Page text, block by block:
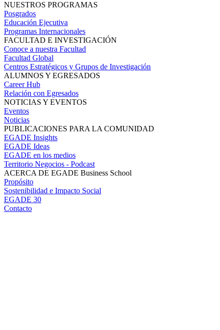
NUESTROS PROGRAMAS
Posgrados
Educación Ejecutiva
Programas Internacionales
FACULTAD E INVESTIGACIÓN
Conoce a nuestra Facultad
Facultad Global
Centros Estratégicos y Grupos de Investigación
ALUMNOS Y EGRESADOS
Career Hub
Relación con Egresados
NOTICIAS Y EVENTOS
Eventos
Noticias
PUBLICACIONES PARA LA COMUNIDAD
EGADE Insights
EGADE Ideas
EGADE en los medios
Territorio Negocios - Podcast
ACERCA DE EGADE Business School
Propósito
Sostenibilidad e Impacto Social
EGADE 30
Contacto